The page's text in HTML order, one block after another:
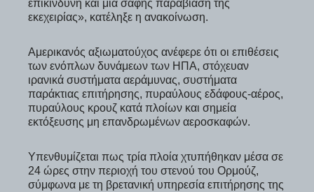
επικίνδυνη και μια σαφής παραβίαση της
εκεχειρίας», κατέληξε η ανακοίνωση.
Αμερικανός αξιωματούχος ανέφερε ότι οι επιθέσεις
των ενόπλων δυνάμεων των ΗΠΑ, στόχευαν
ιρανικά συστήματα αεράμυνας, συστήματα
παράκτιας επιτήρησης, πυραύλους εδάφους-αέρος,
πυραύλους κρουζ κατά πλοίων και σημεία
εκτόξευσης μη επανδρωμένων αεροσκαφών.
Υπενθυμίζεται πως τρία πλοία χτυπήθηκαν μέσα σε
24 ώρες στην περιοχή του στενού του Ορμούζ,
σύμφωνα με τη βρετανική υπηρεσία επιτήρησης της